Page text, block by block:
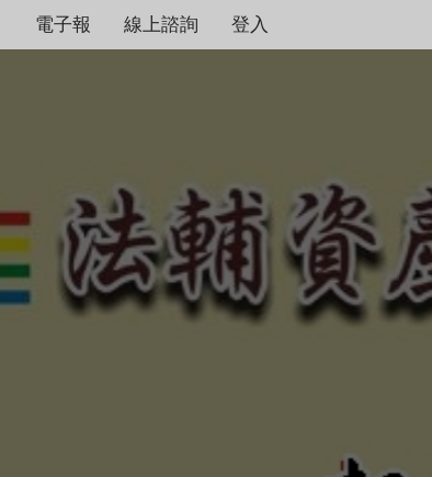
電子報 線上諮詢 登入
契約保障！
本公
度，